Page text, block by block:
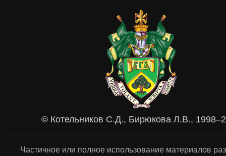
© Котельников С.Д., Бирюкова Л.В.,
Частичное или полное использование материалов